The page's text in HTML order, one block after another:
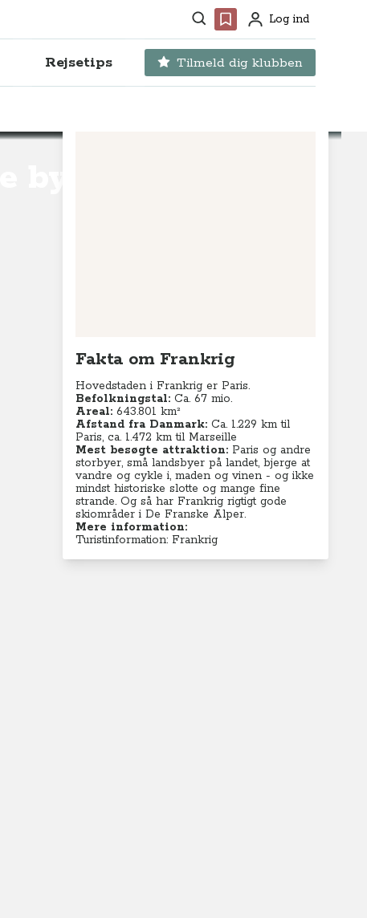
Søg Favoritter
ProfilLog ind
Rejsetips Tilmeld dig klubben
Fakta om Frankrig
Hovedstaden i Frankrig er Paris.
Befolkningstal: Ca. 67 mio.
Areal: 643.801 km²
Afstand fra Danmark: Ca. 1.229 km til
Paris, ca. 1.472 km til Marseille
Mest besøgte attraktion: Paris og andre
storbyer, små landsbyer på landet, bjerge at
vandre og cykle i, maden og vinen - og ikke
mindst historiske slotte og mange fine
strande. Og så har Frankrig rigtigt gode
skiområder i De Franske Alper.
Mere information:
Turistinformation: Frankrig